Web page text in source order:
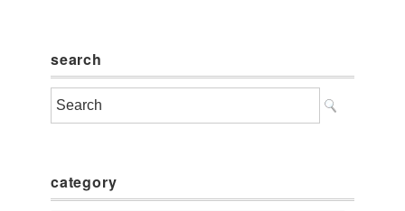
search
category